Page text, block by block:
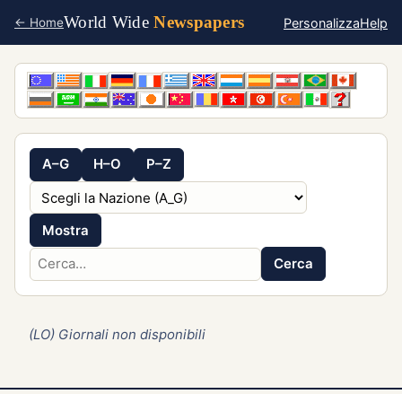
← HomeWorld WideNewspapers PersonalizzaHelp
A–G H–O P–Z
Mostra
Cerca
(LO) Giornali non disponibili